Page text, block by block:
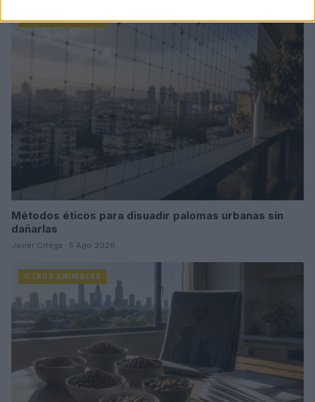
OTROS ANIMALES
Métodos éticos para disuadir palomas urbanas sin
dañarlas
Javier Ortega · 5 Ago 2026
OTROS ANIMALES